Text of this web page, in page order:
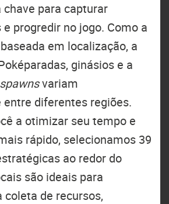
chave para capturar
progredir no jogo. Como a
em localização, a
ginásios e a
spawnsvariam
diferentes regiões.
a otimizar seu tempo e
rápido, selecionamos 39
ao redor do
são ideais para
de recursos,